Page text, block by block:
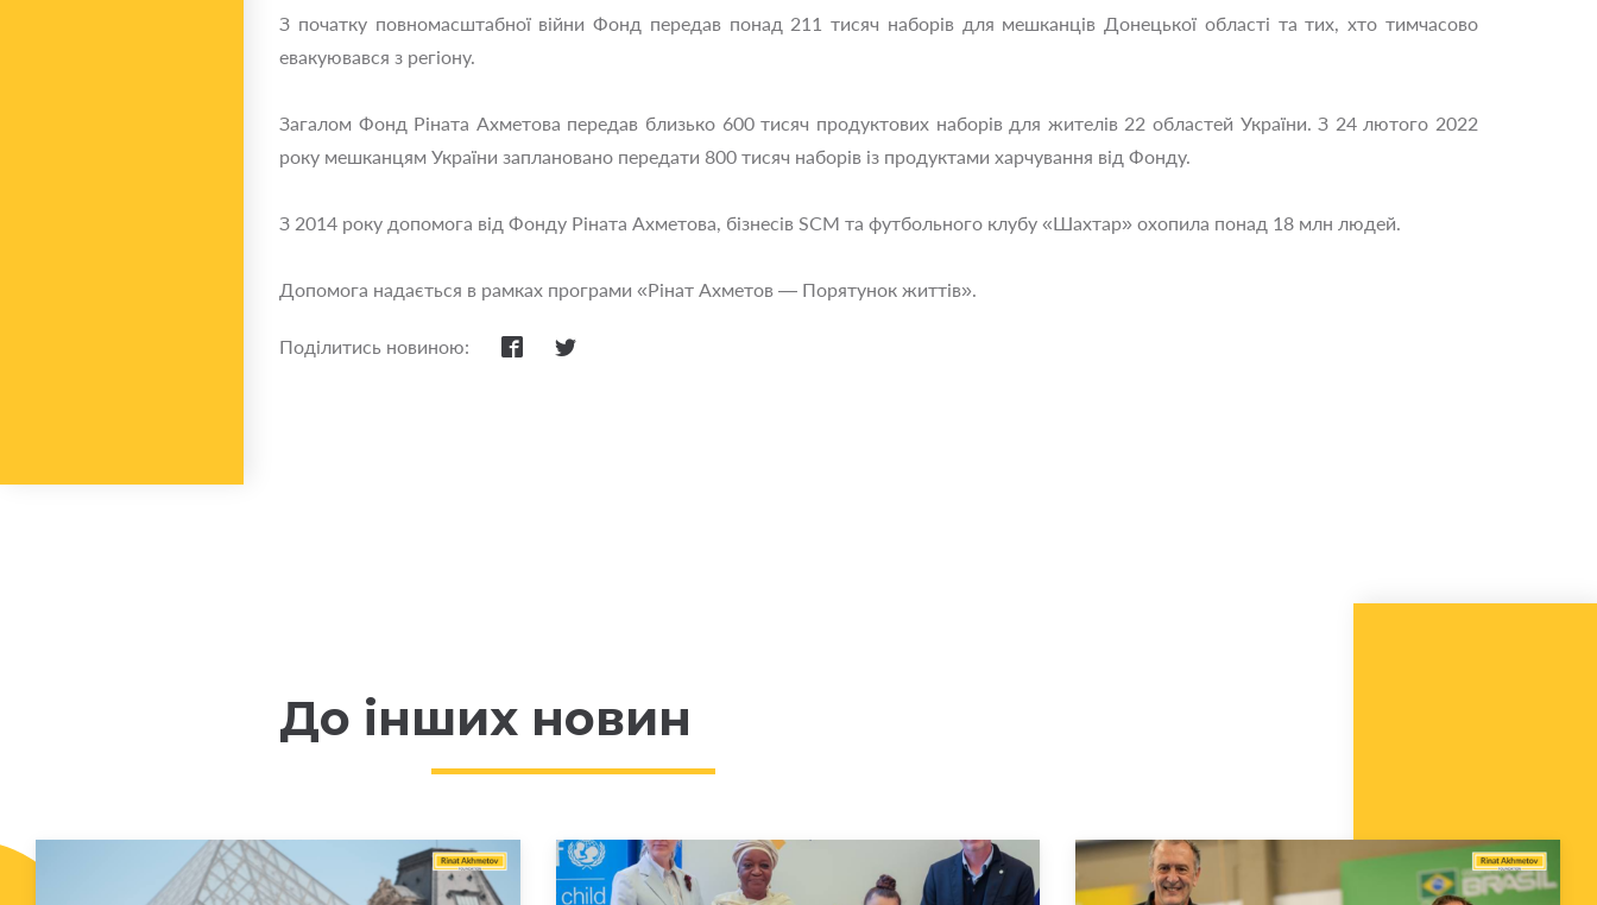
З початку повномасштабної війни Фонд передав понад 211 тисяч наборів для мешканців Донецької області та тих, хто тимчасово
евакуювався з регіону.
Загалом Фонд Ріната Ахметова передав близько 600 тисяч продуктових наборів для жителів 22 областей України. З 24 лютого 2022
року мешканцям України заплановано передати 800 тисяч наборів із продуктами харчування від Фонду.
З 2014 року допомога від Фонду Ріната Ахметова, бізнесів SCM та футбольного клубу «Шахтар» охопила понад 18 млн людей.
Допомога надається в рамках програми «Рінат Ахметов — Порятунок життів».
Поділитись новиною:
До інших новин